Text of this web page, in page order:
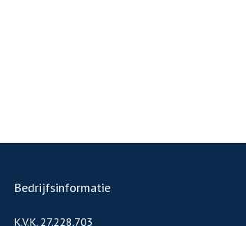
Bedrijfsinformatie
K.V.K. 27.228.703